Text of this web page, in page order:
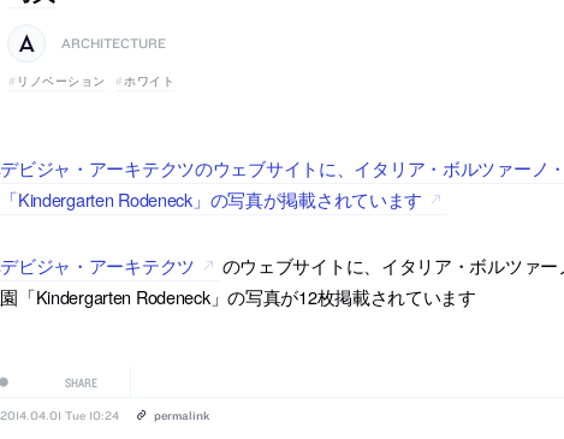
ARCHITECTURE
リノベーション ホワイト
ビジャ・アーキテクツのウェブサイトに、イタリア・ボルツァーノ
Kindergarten Rodeneck」の写真が掲載されています
ビジャ・アーキテクツ
のウェブサイトに、イタリア・ボルツァ
「Kindergarten Rodeneck」の写真が12枚掲載されています
SHARE
2014.04.01 Tue 10:24 permalink